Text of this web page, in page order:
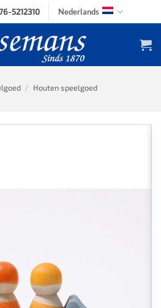
5212310 Nederlands
/ Houten speelgoed